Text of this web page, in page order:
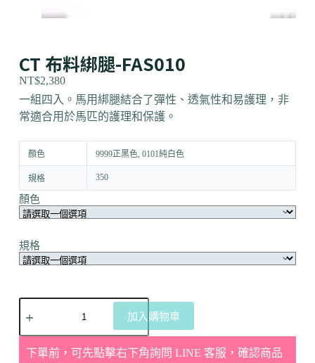
CT 布料綁腿-FAS010
NT$2,380
一組四入。馬用綁腿結合了彈性、透氣性和易護理，非
常適合用於馬匹的護理和保護。
顏色 9999正黑色, 0101純白色
規格 350
顏色
規格
加入購物車
下單前，可先點擊右下角詢問 LINE 客服，確認商品